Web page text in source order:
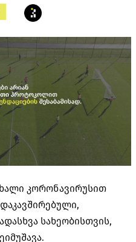
კორონავირუსით
სახეობისთვის,